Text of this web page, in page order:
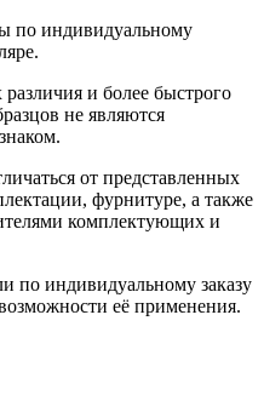
по индивидуальному
и более быстрого
не являются
от представленных
фурнитуре, а также
комплектующих и
по индивидуальному заказу
её применения.